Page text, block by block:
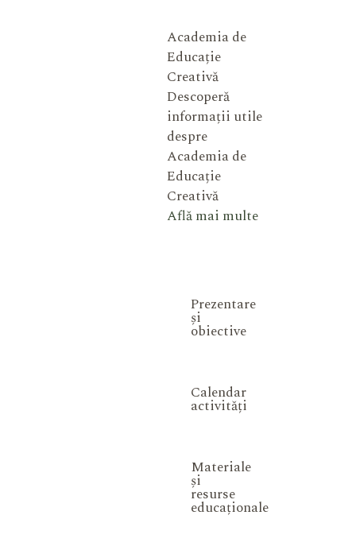
Academia de
Educație
Creativă
Descoperă
informații utile
despre
Academia de
Educație
Creativă
Află mai multe
Prezentare
și
obiective
Calendar
activități
Materiale
și
resurse
educaționale